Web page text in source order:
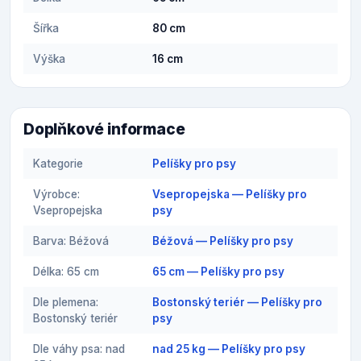
Šířka 80 cm
Výška 16 cm
Doplňkové informace
Kategorie Pelíšky pro psy
Výrobce:
Vsepropejska
Vsepropejska — Pelíšky pro
psy
Barva: Béžová Béžová — Pelíšky pro psy
Délka: 65 cm 65 cm — Pelíšky pro psy
Dle plemena:
Bostonský teriér
Bostonský teriér — Pelíšky pro
psy
Dle váhy psa: nad
nad 25 kg — Pelíšky pro psy